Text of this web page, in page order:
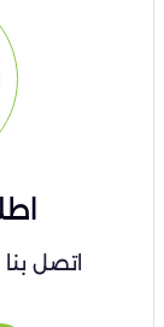
اتصل